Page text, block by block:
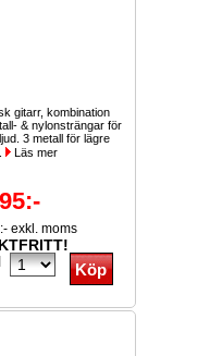
gitarr, kombination
& nylonsträngar för
3 metall för lägre
Läs mer
exkl. moms